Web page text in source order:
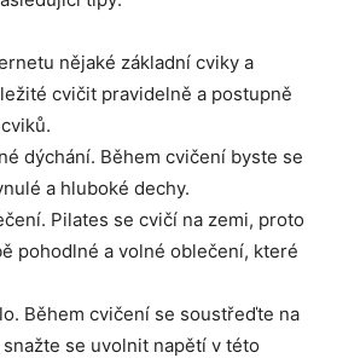
nějaké základní cviky a
cvičit pravidelně a postupně
dýchání. Během cvičení byste se
a hluboké dechy.
Pilates se cvičí na zemi, proto
pohodlné a volné oblečení, které
Během cvičení se soustřeďte na
se uvolnit napětí v této